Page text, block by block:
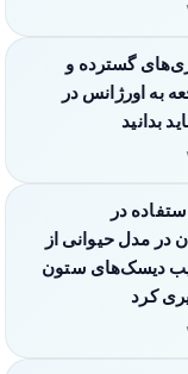
گسترده و
به اورژانس در
بدانید
در
در مدل حیوانی از
دیسک‌های ستون
کرد